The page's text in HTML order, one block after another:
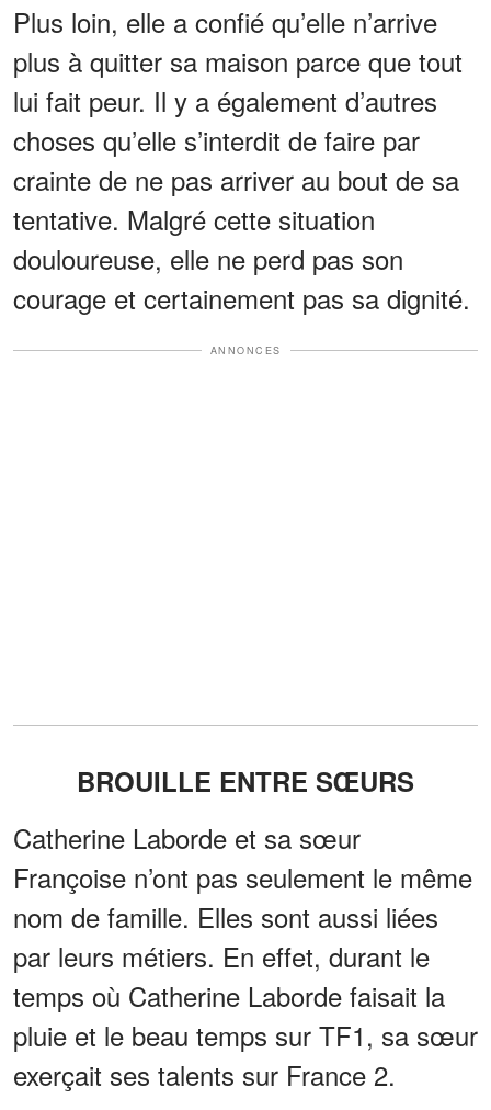
Plus loin, elle a confié qu’elle n’arrive
plus à quitter sa maison parce que tout
lui fait peur. Il y a également d’autres
choses qu’elle s’interdit de faire par
crainte de ne pas arriver au bout de sa
tentative. Malgré cette situation
douloureuse, elle ne perd pas son
courage et certainement pas sa dignité.
ANNONCES
BROUILLE ENTRE SŒURS
Catherine Laborde et sa sœur
Françoise n’ont pas seulement le même
nom de famille. Elles sont aussi liées
par leurs métiers. En effet, durant le
temps où Catherine Laborde faisait la
pluie et le beau temps sur TF1, sa sœur
exerçait ses talents sur France 2.